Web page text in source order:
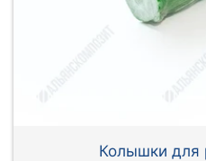
Колышки для